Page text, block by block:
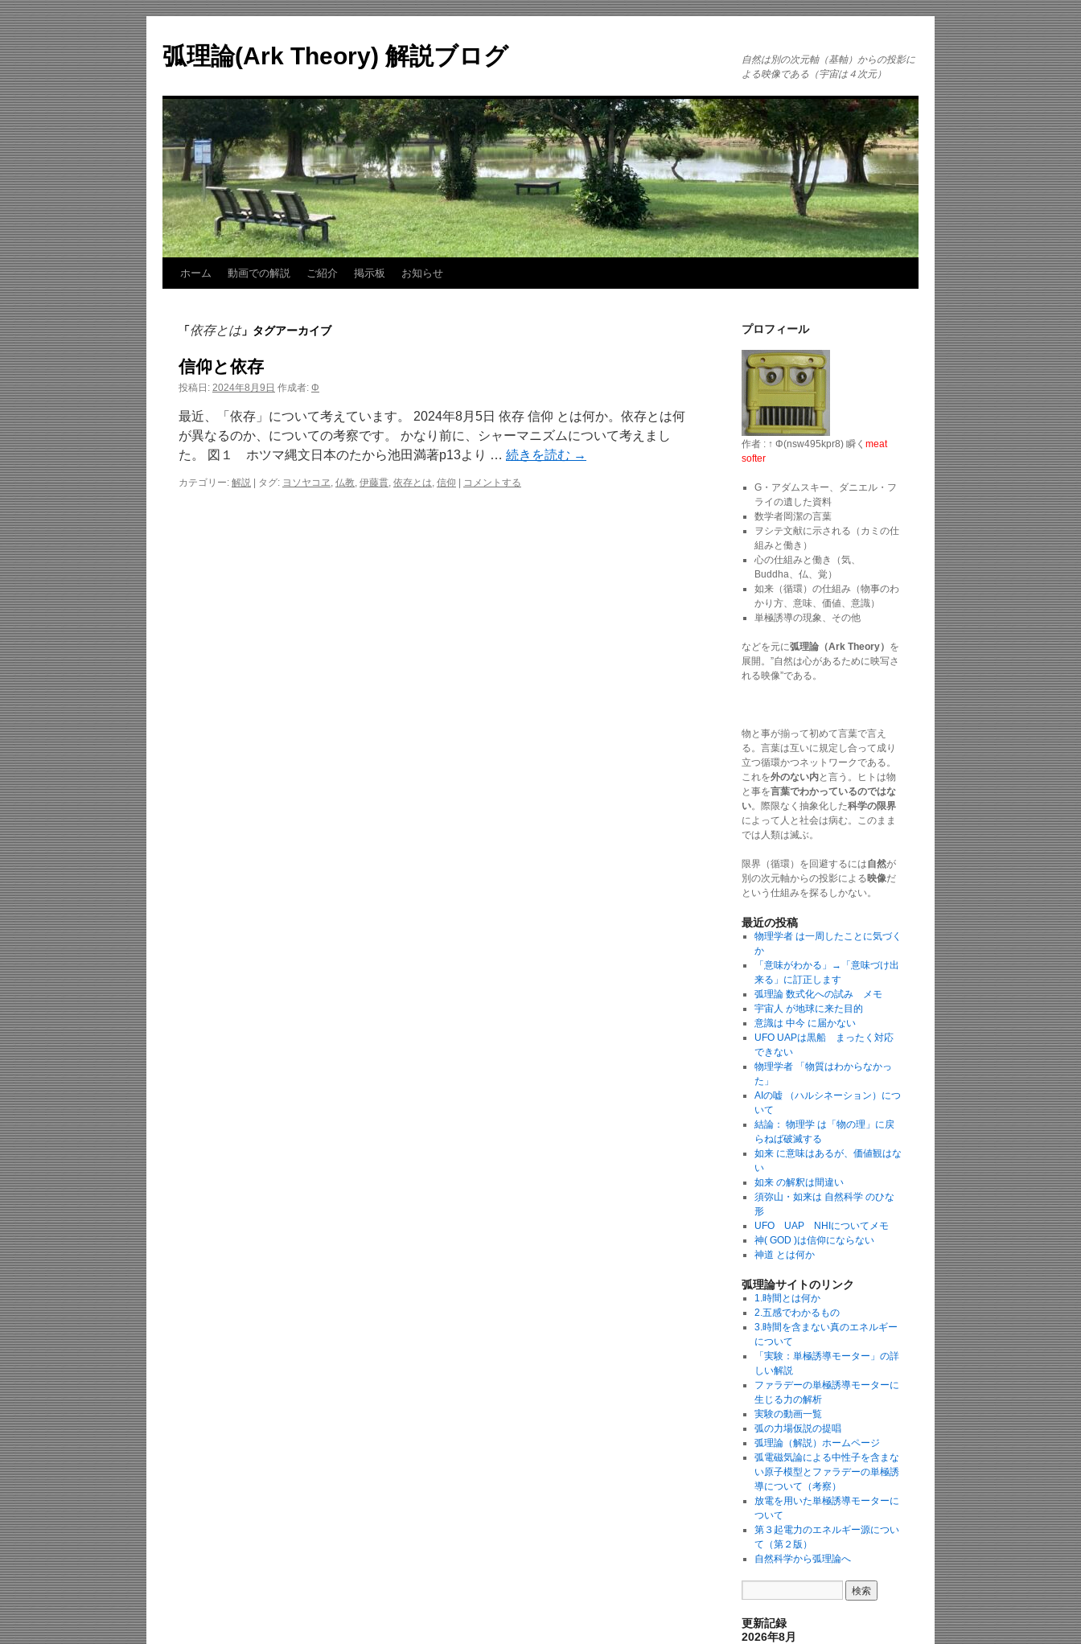
テ
ン
へ
ス
キ
ッ
プ
弧理論(Ark Theory) 解説ブログ
自然は別の次元軸（基軸）からの投影に
よる映像である（宇宙は４次元）
ホーム 動画での解説 ご紹介 掲示板 お知らせ
「依存とは」タグアーカイブ
信仰と依存
投稿日: 2024年8月9日 作成者: Φ
最近、「依存」について考えています。 2024年8月5日 依存 信仰 とは何か。依存とは何
が異なるのか、についての考察です。 かなり前に、シャーマニズムについて考えまし
た。 図１ ホツマ縄文日本のたから池田満著p13より … 続きを読む →
カテゴリー: 解説 タグ: ヨソヤコヱ, 仏教, 伊藤貫, 依存とは, 信仰 コメントする
プロフィール
作者 : ↑ Φ(nsw495kpr8) 瞬く meat
softer
G・アダムスキー、ダニエル・フ
ライの遺した資料
数学者岡潔の言葉
ヲシテ文献に示される（カミの仕
組みと働き）
心の仕組みと働き（気、
Buddha、仏、覚）
如来（循環）の仕組み（物事のわ
かり方、意味、価値、意識）
単極誘導の現象、その他
などを元に弧理論（Ark Theory） を
展開。”自然は心があるために映写さ
れる映像”である。
物と事が揃って初めて言葉で言え
る。言葉は互いに規定し合って成り
立つ循環かつネットワークである。
これを外のない内と言う。ヒトは物
と事を言葉でわかっているのではな
い。際限なく抽象化した科学の限界
によって人と社会は病む。このまま
では人類は滅ぶ。
限界（循環）を回避するには自然が
別の次元軸からの投影による映像だ
という仕組みを探るしかない。
最近の投稿
物理学者 は一周したことに気づく
か
「意味がわかる」→「意味づけ出
来る」に訂正します
弧理論 数式化への試み メモ
宇宙人 が地球に来た目的
意識は 中今 に届かない
UFO UAPは黒船 まったく対応
できない
物理学者 「物質はわからなかっ
た」
AIの嘘 （ハルシネーション）につ
いて
結論： 物理学 は「物の理」に戻
らねば破滅する
如来 に意味はあるが、価値観はな
い
如来 の解釈は間違い
須弥山・如来は 自然科学 のひな
形
UFO UAP NHIについてメモ
神( GOD )は信仰にならない
神道 とは何か
弧理論サイトのリンク
1.時間とは何か
2.五感でわかるもの
3.時間を含まない真のエネルギー
について
「実験：単極誘導モーター」の詳
しい解説
ファラデーの単極誘導モーターに
生じる力の解析
実験の動画一覧
弧の力場仮説の提唱
弧理論（解説）ホームページ
弧電磁気論による中性子を含まな
い原子模型とファラデーの単極誘
導について（考察）
放電を用いた単極誘導モーターに
ついて
第３起電力のエネルギー源につい
て（第２版）
自然科学から弧理論へ
更新記録
2026年8月